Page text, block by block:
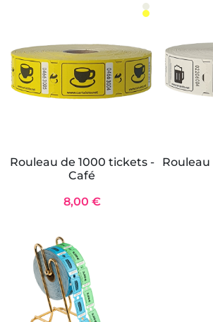
Rouleau de 1000 tickets -
Café
8,00 €